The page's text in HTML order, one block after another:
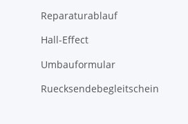
Reparaturablauf
Hall-Effect
Umbauformular
Ruecksendebegleitschein